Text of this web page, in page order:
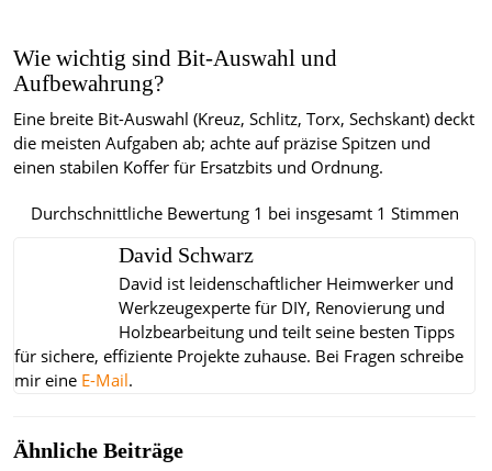
Wie wichtig sind Bit-Auswahl und
Aufbewahrung?
Eine breite Bit-Auswahl (Kreuz, Schlitz, Torx, Sechskant) deckt
die meisten Aufgaben ab; achte auf präzise Spitzen und
einen stabilen Koffer für Ersatzbits und Ordnung.
Durchschnittliche Bewertung 1 bei insgesamt 1 Stimmen
David Schwarz
David ist leidenschaftlicher Heimwerker und
Werkzeugexperte für DIY, Renovierung und
Holzbearbeitung und teilt seine besten Tipps
für sichere, effiziente Projekte zuhause. Bei Fragen schreibe
mir eine E-Mail.
Ähnliche Beiträge